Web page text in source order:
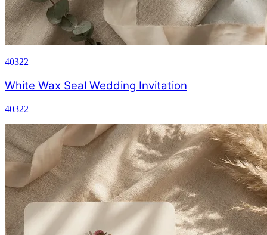
40322
White Wax Seal Wedding Invitation
40322